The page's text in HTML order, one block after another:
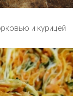
и курицей